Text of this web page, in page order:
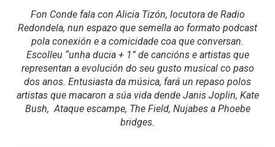
Fon Conde fala con Alicia Tizón, locutora de Radio
Redondela, nun espazo que semella ao formato podcast
pola conexión e a comicidade coa que conversan.
Escolleu “unha ducia + 1” de cancións e artistas que
representan a evolución do seu gusto musical co paso
dos anos. Entusiasta da música, fará un repaso polos
artistas que macaron a súa vida dende Janis Joplin, Kate
Bush, Ataque escampe, The Field, Nujabes a Phoebe
bridges.